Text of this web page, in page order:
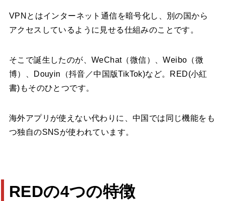
VPNとはインターネット通信を暗号化し、別の国から
アクセスしているように見せる仕組みのことです。
そこで誕生したのが、WeChat（微信）、Weibo（微
博）、Douyin（抖音／中国版TikTok)など。RED(小紅
書)もそのひとつです。
海外アプリが使えない代わりに、中国では同じ機能をも
つ独自のSNSが使われています。
REDの4つの特徴